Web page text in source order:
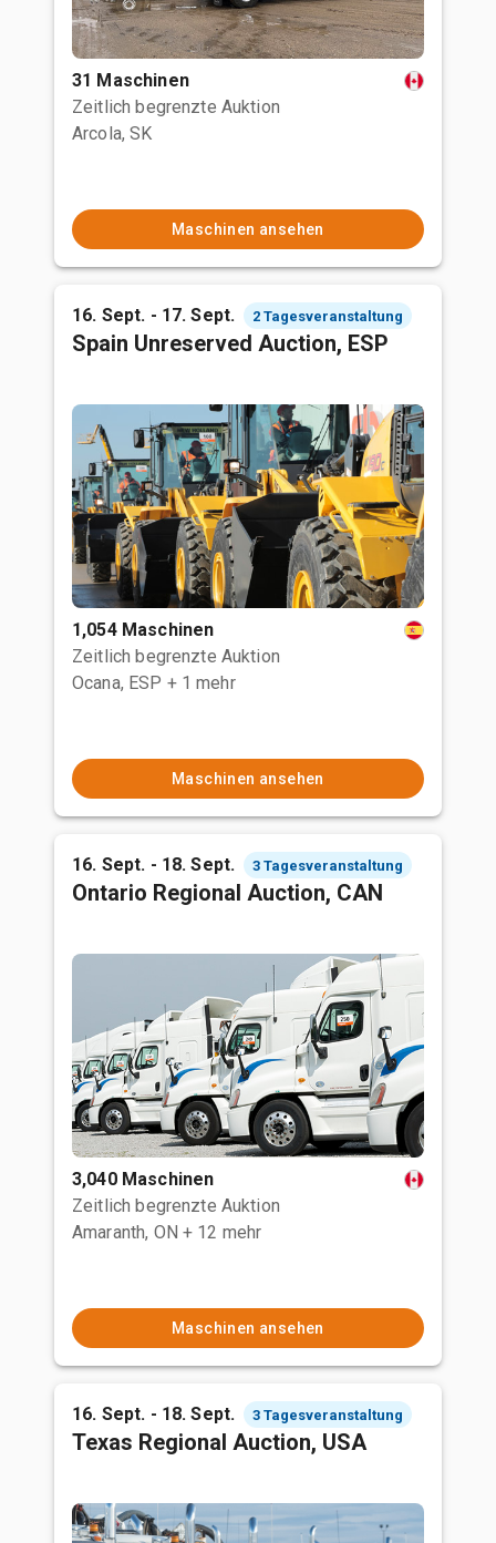
31 Maschinen
Zeitlich begrenzte Auktion
Arcola, SK
Maschinen ansehen
16. Sept. - 17. Sept. 2 Tagesveranstaltung
Spain Unreserved Auction, ESP
1,054 Maschinen
Zeitlich begrenzte Auktion
Ocana, ESP + 1 mehr
Maschinen ansehen
16. Sept. - 18. Sept. 3 Tagesveranstaltung
Ontario Regional Auction, CAN
3,040 Maschinen
Zeitlich begrenzte Auktion
Amaranth, ON + 12 mehr
Maschinen ansehen
16. Sept. - 18. Sept. 3 Tagesveranstaltung
Texas Regional Auction, USA